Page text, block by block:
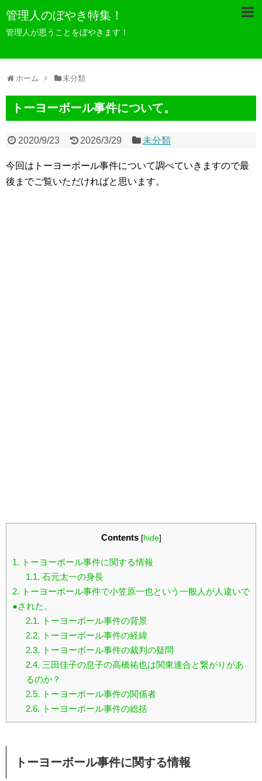
管理人のぼやき特集！
管理人が思うことをぼやきます！
ホーム 未分類
トーヨーボール事件について。
2020/9/23 2026/3/29 未分類
今回はトーヨーボール事件について調べていきますので最
後までご覧いただければと思います。
Contents [hide]
1. トーヨーボール事件に関する情報
1.1. 石元太一の身長
2. トーヨーボール事件で小笠原一也という一般人が人違いで
●された。
2.1. トーヨーボール事件の背景
2.2. トーヨーボール事件の経緯
2.3. トーヨーボール事件の裁判の疑問
2.4. 三田佳子の息子の高橋祐也は関東連合と繋がりがあ
るのか？
2.5. トーヨーボール事件の関係者
2.6. トーヨーボール事件の総括
トーヨーボール事件に関する情報